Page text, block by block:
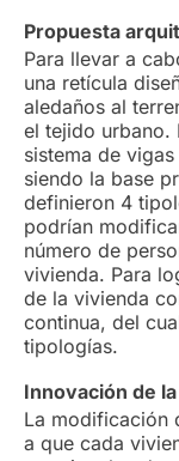
Propuesta
Para llevar a
una retícula
aledaños al
el tejido urbano.
sistema de
siendo la base
definieron 4
podrían
número de
vivienda. Para
de la vivienda
continua, del
tipologías.
Innovación de
La modificación
a que cada